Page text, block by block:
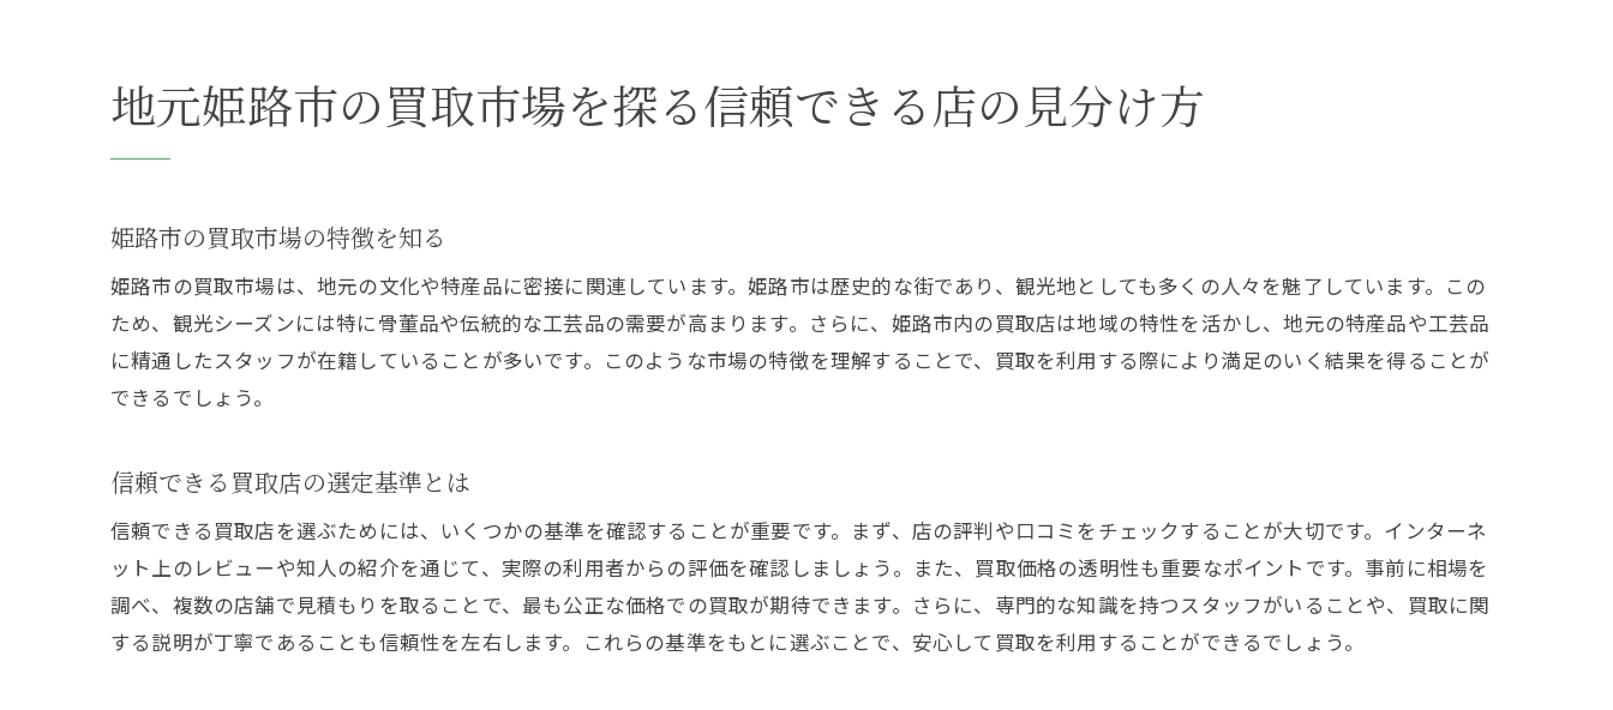
地元文化を反映した買取の魅力
口コミと評判で選ぶ姫路市で安心の買取店とは
実際の利用者の声を参考にする
評判を裏付ける実績のある店選び
姫路市での口コミ評価の見方
複数店での見積もりを比較する
価格とサービスのバランスを見る
オンライン査定の活用法
地元姫路市の買取市場を探る信頼できる店の見分け方
姫路市の買取市場の特徴を知る
姫路市の買取市場は、地元の文化や特産品に密接に関連しています。姫路市は歴史的な街であり、観光地としても多くの人々を魅了しています。この
ため、観光シーズンには特に骨董品や伝統的な工芸品の需要が高まります。さらに、姫路市内の買取店は地域の特性を活かし、地元の特産品や工芸品
に精通したスタッフが在籍していることが多いです。このような市場の特徴を理解することで、買取を利用する際により満足のいく結果を得ることが
できるでしょう。
信頼できる買取店の選定基準とは
信頼できる買取店を選ぶためには、いくつかの基準を確認することが重要です。まず、店の評判や口コミをチェックすることが大切です。インターネ
ット上のレビューや知人の紹介を通じて、実際の利用者からの評価を確認しましょう。また、買取価格の透明性も重要なポイントです。事前に相場を
調べ、複数の店舗で見積もりを取ることで、最も公正な価格での買取が期待できます。さらに、専門的な知識を持つスタッフがいることや、買取に関
する説明が丁寧であることも信頼性を左右します。これらの基準をもとに選ぶことで、安心して買取を利用することができるでしょう。